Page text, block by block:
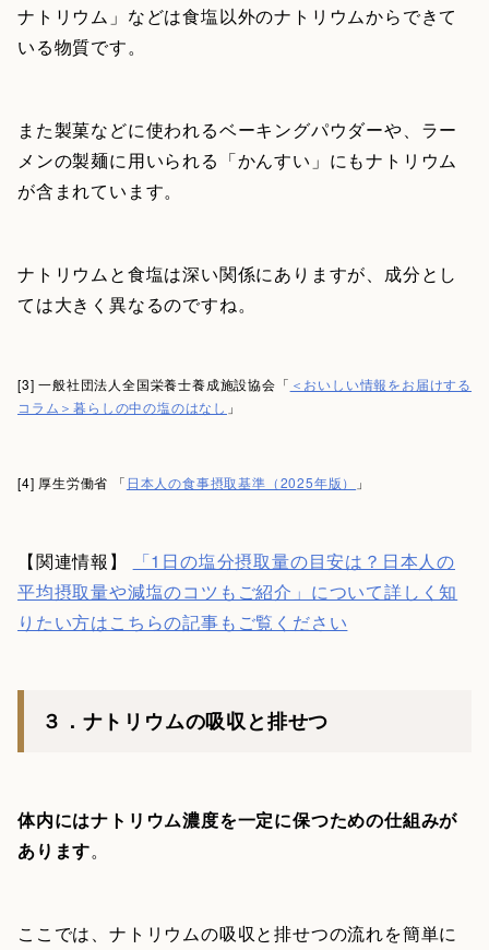
ナトリウム」などは食塩以外のナトリウムからできて
いる物質です。
また製菓などに使われるベーキングパウダーや、ラー
メンの製麺に用いられる「かんすい」にもナトリウム
が含まれています。
ナトリウムと食塩は深い関係にありますが、成分とし
ては大きく異なるのですね。
[3] 一般社団法人全国栄養士養成施設協会「 ＜おいしい情報をお届けする
コラム＞暮らしの中の塩のはなし 」
[4] 厚生労働省 「 日本人の食事摂取基準（2025年版） 」
【関連情報】
「1日の塩分摂取量の目安は？日本人の
平均摂取量や減塩のコツもご紹介」について詳しく知
りたい方はこちらの記事もご覧ください
３．ナトリウムの吸収と排せつ
体内にはナトリウム濃度を一定に保つための仕組みが
あります。
ここでは、ナトリウムの吸収と排せつの流れを簡単に